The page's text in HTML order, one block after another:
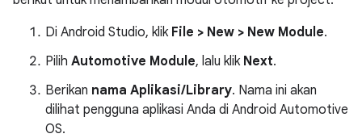
Di Android Studio, klik File > New > New Module.
Pilih Automotive Module, lalu klik Next.
Berikan nama Aplikasi/Library. Nama ini akan
dilihat pengguna aplikasi Anda di Android Automotive
OS.